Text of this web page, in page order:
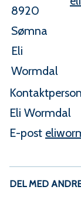
8920
Sømna
Eli
Wormdal
Eli Wormdal
E-post
DEL MED